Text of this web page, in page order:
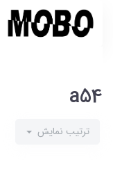
a54
ترتیب نمایش